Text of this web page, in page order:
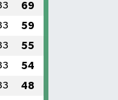
69
59
55
54
48